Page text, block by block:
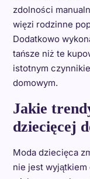
zdolności
więzi rodzinne
Dodatkowo
tańsze niż te
istotnym
domowym.
Jakie
dziecięcej
Moda dziecięca
nie jest wyjątkiem